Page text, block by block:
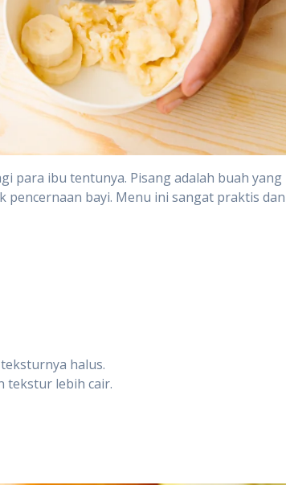
para ibu tentunya. Pisang adalah buah yang
pencernaan bayi. Menu ini sangat praktis dan
halus.
tekstur lebih cair.